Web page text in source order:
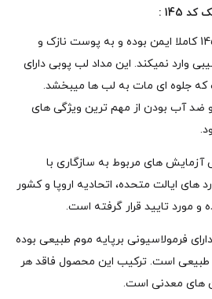
145 :
مداد لب با دوام لچیک کد 145 کاملا ایمن بوده و به پوست نازک و
نمیکند. این مداد لب پوبی دارای
جلوه ای مات به لب ها میبخشد.
ضد آب بودن از مهم ترین ویژگی های
های مربوط به سازگاری با
های ایالت متحده، اتحادیه اروپا و کشور
مورد تایید قرار گرفته است.
فرمولاسیونی برپایه موم طبیعی بوده
است. ترکیب این محصول فاقد هر
های معدنی است.